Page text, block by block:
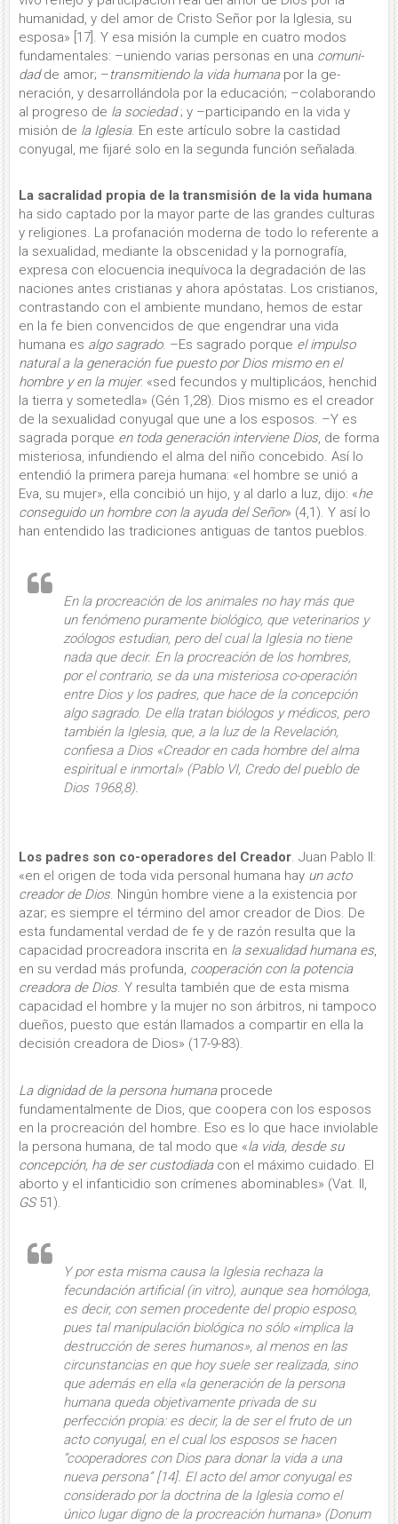
humanidad, y del amor de Cristo Señor por la Iglesia, su
esposa» [17]. Y esa misión la cumple en cuatro modos
fundamentales: –uniendo varias personas en una comuni­
dadde amor; –transmitiendo la vida humanapor la ge­
neración, y desarrollándola por la edu­cación; –colaborando
al progreso de la socie­dad; y –participando en la vida y
misión de la Iglesia. En este artículo sobre la castidad
conyugal, me fijaré solo en la segunda función señalada.
La sacralidad propia de la transmisión de la vida humana
ha sido captado por la mayor parte de las grandes culturas
y religiones. La profanación moderna de todo lo referente a
la sexualidad, mediante la obscenidad y la pornografía,
expresa con elocuencia inequívoca la degradación de las
naciones antes cristianas y ahora apóstatas. Los cristianos,
contrastando con el ambiente mundano, hemos de estar
en la fe bien convencidos de que engendrar una vida
humana es algo sagrado. –Es sagrado porque el impulso
natural a la generación fue puesto por Dios mismo en el
hombre y en la mujer: «sed fecundos y multipli­cáos, henchid
la tierra y sometedla» (Gén 1,28). Dios mismo es el creador
de la sexualidad conyugal que une a los esposos. –Y es
sagrada porque en toda generación interviene Dios, de forma
misteriosa, infundiendo el alma del niño concebido. Así lo
entendió la primera pareja humana: «el hombre se unió a
Eva, su mujer», ella concibió un hijo, y al darlo a luz, dijo: «he
conseguido un hombre con la ayuda del Señor» (4,1). Y así lo
han entendido las tradiciones antiguas de tantos pueblos.
En la procreación de los animalesno hay más que
un fenómeno puramente biológico, que veterinarios y
zoólogos estudian, pero del cual la Iglesia no tiene
nada que decir. En la procreación de los hombres,
por el contrario, se da una misteriosa co-operación
entre Dios y los padres, que hace de la concepción
algo sagrado. De ella tratan biólogos y médicos, pero
también la Iglesia, que, a la luz de la Revelación,
confiesa a Dios «Creador en cada hombre del alma
es­piritual e inmortal» (Pablo VI, Credo del pueblo de
Dios1968,8).
Los padres son co-operadores del Creador. Juan Pablo II:
«en el origen de toda vida personal humana hay un acto
creador de Dios. Ningún hombre viene a la existencia por
azar; es siempre el término del amor creador de Dios. De
esta fundamental verdad de fe y de razón resulta que la
capacidad procreadora inscrita en la sexualidad humana es,
en su verdad más profunda, cooperación con la potencia
creadora de Dios. Y resulta también que de esta misma
capacidad el hombre y la mujer no son árbitros, ni tampoco
dueños, puesto que están llamados a compartir en ella la
decisión creadora de Dios» (17-9-83).
La dignidad de la persona humanaprocede
fundamentalmente de Dios, que coopera con los esposos
en la procreación del hombre. Eso es lo que hace invio­lable
la persona humana, de tal modo que «la vida, desde su
concepción, ha de ser custodiadacon el máximo cuidado. El
aborto y el infanticidio son crímenes abominables» (Vat. II,
GS51).
Y por esta misma causa la Iglesia re­chaza la
fecundación artificial(in vi­tro), aunque sea homóloga,
es decir, con semen procedente del propio es­poso,
pues tal manipulación biológica no sólo «implica la
destrucción de seres humanos», al menos en las
circunstan­cias en que hoy suele ser realizada, sino
que además en ella «la generación de la persona
humana queda objetivamente privada de su
perfección propia: es de­cir, la de ser el fruto de un
acto conyu­gal, en el cual los esposos se hacen
“cooperadores con Dios para donar la vida a una
nueva persona” [14]. El acto del amor conyugal es
considerado por la doctrina de la Iglesia como el
único lu­gar digno de la procreación humana» (Donum